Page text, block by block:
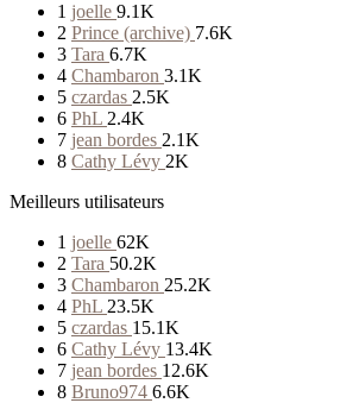
1 joelle 9.1K
2 Prince (archive) 7.6K
3 Tara 6.7K
4 Chambaron 3.1K
5 czardas 2.5K
6 PhL 2.4K
7 jean bordes 2.1K
8 Cathy Lévy 2K
Meilleurs utilisateurs
1 joelle 62K
2 Tara 50.2K
3 Chambaron 25.2K
4 PhL 23.5K
5 czardas 15.1K
6 Cathy Lévy 13.4K
7 jean bordes 12.6K
8 Bruno974 6.6K